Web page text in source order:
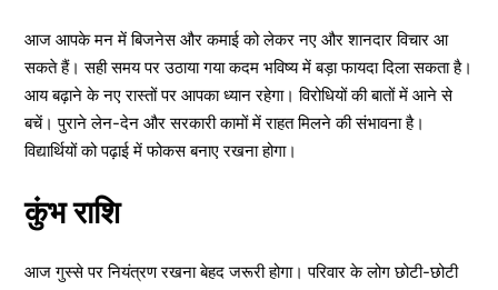
आज आपके मन में बिजनेस और कमाई को लेकर नए और शानदार विचार आ
सकते हैं। सही समय पर उठाया गया कदम भविष्य में बड़ा फायदा दिला सकता है।
आय बढ़ाने के नए रास्तों पर आपका ध्यान रहेगा। विरोधियों की बातों में आने से
बचें। पुराने लेन-देन और सरकारी कामों में राहत मिलने की संभावना है।
विद्यार्थियों को पढ़ाई में फोकस बनाए रखना होगा।
कुंभ राशि
आज गुस्से पर नियंत्रण रखना बेहद जरूरी होगा। परिवार के लोग छोटी-छोटी